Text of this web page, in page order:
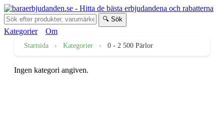
🔍 Sök
Kategorier Om
Startsida › Kategorier › 0 - 2 500 Pärlor
Ingen kategori angiven.